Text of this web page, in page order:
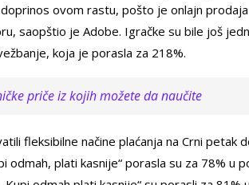
ovom rastu, pošto je onlajn
saopštio je Adobe. Igračke su bile još
koja je porasla za 218%.
priče iz kojih možete da naučite
fleksibilne načine plaćanja na Crni petak
odmah, plati kasnije“ porasla su za 78%